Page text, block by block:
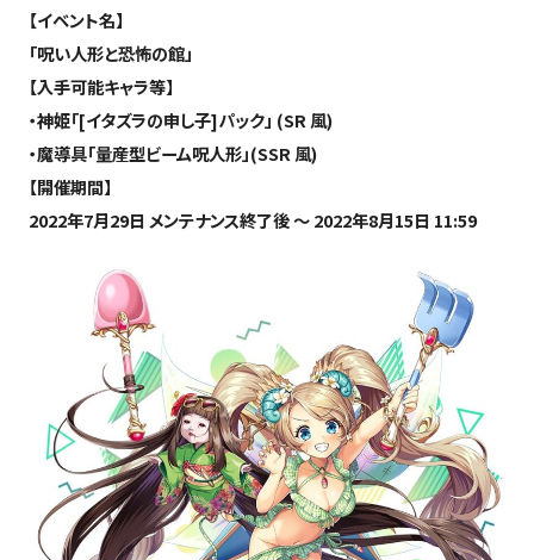
【イベント名】
「呪い人形と恐怖の館」
【入手可能キャラ等】
・神姫「[イタズラの申し子]パック」 (SR 風)
・魔導具「量産型ビーム呪人形」(SSR 風)
【開催期間】
2022年7月29日 メンテナンス終了後 ～ 2022年8月15日 11:59